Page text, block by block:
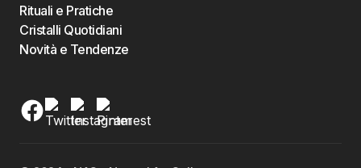
Rituali e Pratiche
Cristalli Quotidiani
Novità e Tendenze